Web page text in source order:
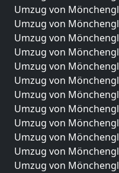
Umzug von
Umzug von
Umzug von
Umzug von
Umzug von
Umzug von
Umzug von
Umzug von
Umzug von
Umzug von
Umzug von
Umzug von